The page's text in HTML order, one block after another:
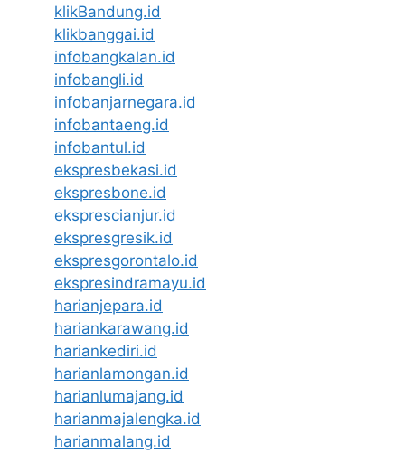
klikBandung.id
klikbanggai.id
infobangkalan.id
infobangli.id
infobanjarnegara.id
infobantaeng.id
infobantul.id
ekspresbekasi.id
ekspresbone.id
eksprescianjur.id
ekspresgresik.id
ekspresgorontalo.id
ekspresindramayu.id
harianjepara.id
hariankarawang.id
hariankediri.id
harianlamongan.id
harianlumajang.id
harianmajalengka.id
harianmalang.id